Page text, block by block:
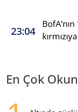
23:04
En Çok